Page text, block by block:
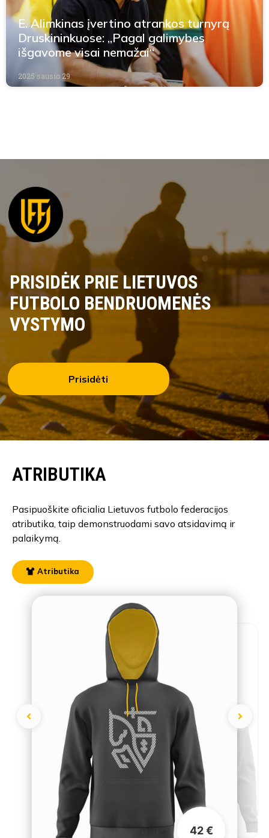
E. Alimkinas įvertino atrankos turnyrą
Druskininkuose: „Pagal galimybes
išgavome visai nemažai“
2025 sausio 29
PRISIDĖK PRIE LIETUVOS
FUTBOLO BENDRUOMENĖS
VYSTYMO
Prisidėti
42 €
ATRIBUTIKA
Pasipuoškite oficialia Lietuvos futbolo federacijos
atributika, taip demonstruodami savo atsidavimą ir
palaikymą.
Atributika